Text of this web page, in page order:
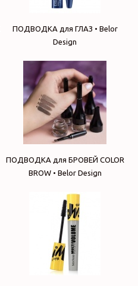
ПОДВОДКА для ГЛАЗ • Belor
Design
ПОДВОДКА для БРОВЕЙ COLOR
BROW • Belor Design